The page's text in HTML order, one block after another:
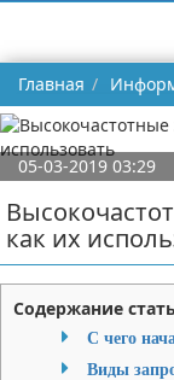
Главная
05-03-2019 03:29
как их
Содержание
С чего
Виды